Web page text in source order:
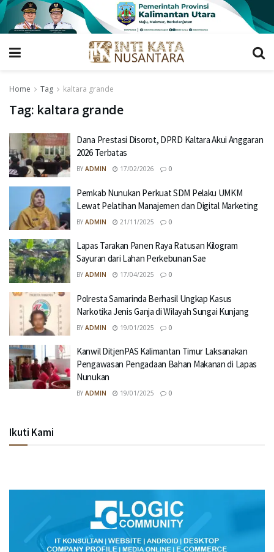
Home Tag kaltara grande
Tag: kaltara grande
Dana Prestasi Disorot, DPRD Kaltara Akui Anggaran
2026 Terbatas
BY ADMIN 17/02/2026 0
Pemkab Nunukan Perkuat SDM Pelaku UMKM
Lewat Pelatihan Manajemen dan Digital Marketing
BY ADMIN 21/11/2025 0
Lapas Tarakan Panen Raya Ratusan Kilogram
Sayuran dari Lahan Perkebunan Sae
BY ADMIN 17/04/2025 0
Polresta Samarinda Berhasil Ungkap Kasus
Narkotika Jenis Ganja di Wilayah Sungai Kunjang
BY ADMIN 19/01/2025 0
Kanwil DitjenPAS Kalimantan Timur Laksanakan
Pengawasan Pengadaan Bahan Makanan di Lapas
Nunukan
BY ADMIN 19/01/2025 0
Ikuti Kami